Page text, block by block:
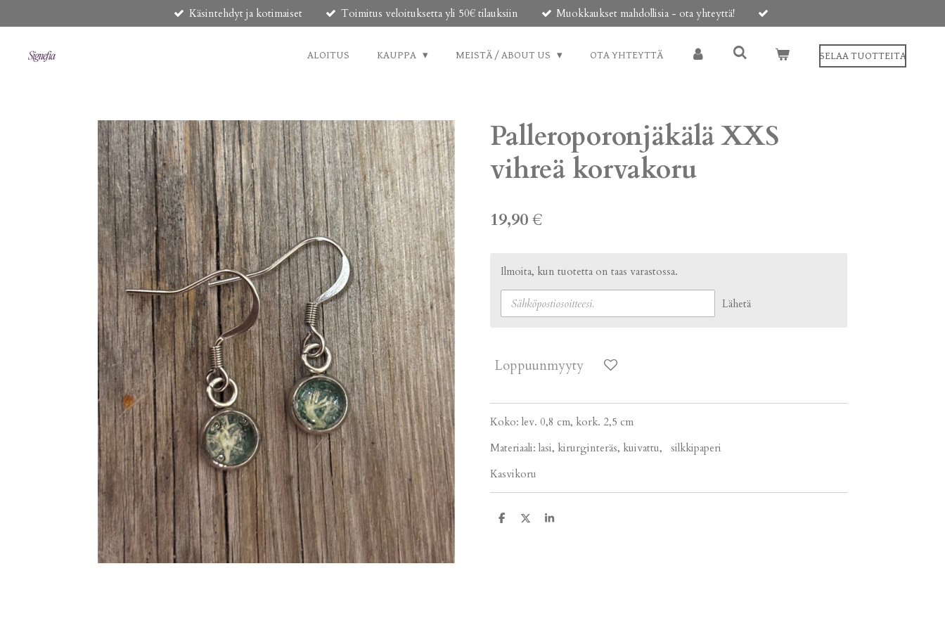
pääsisältöön
Käsintehdyt ja kotimaiset Toimitus veloituksetta yli 50€ tilauksiin Muokkaukset mahdollisia - ota yhteyttä!
ALOITUS KAUPPA MEISTÄ / ABOUT US OTA YHTEYTTÄ SELAA TUOTTEITA
Palleroporonjäkälä XXS
vihreä korvakoru
19,90 €
Ilmoita, kun tuotetta on taas varastossa.
Lähetä
Loppuunmyyty
Koko: lev. 0,8 cm, kork. 2,5 cm
Materiaali: lasi, kirurginteräs, kuivattu, silkkipaperi
Kasvikoru
J
J
J